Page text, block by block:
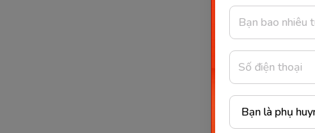
ex: Her
chúng
* Đối xử